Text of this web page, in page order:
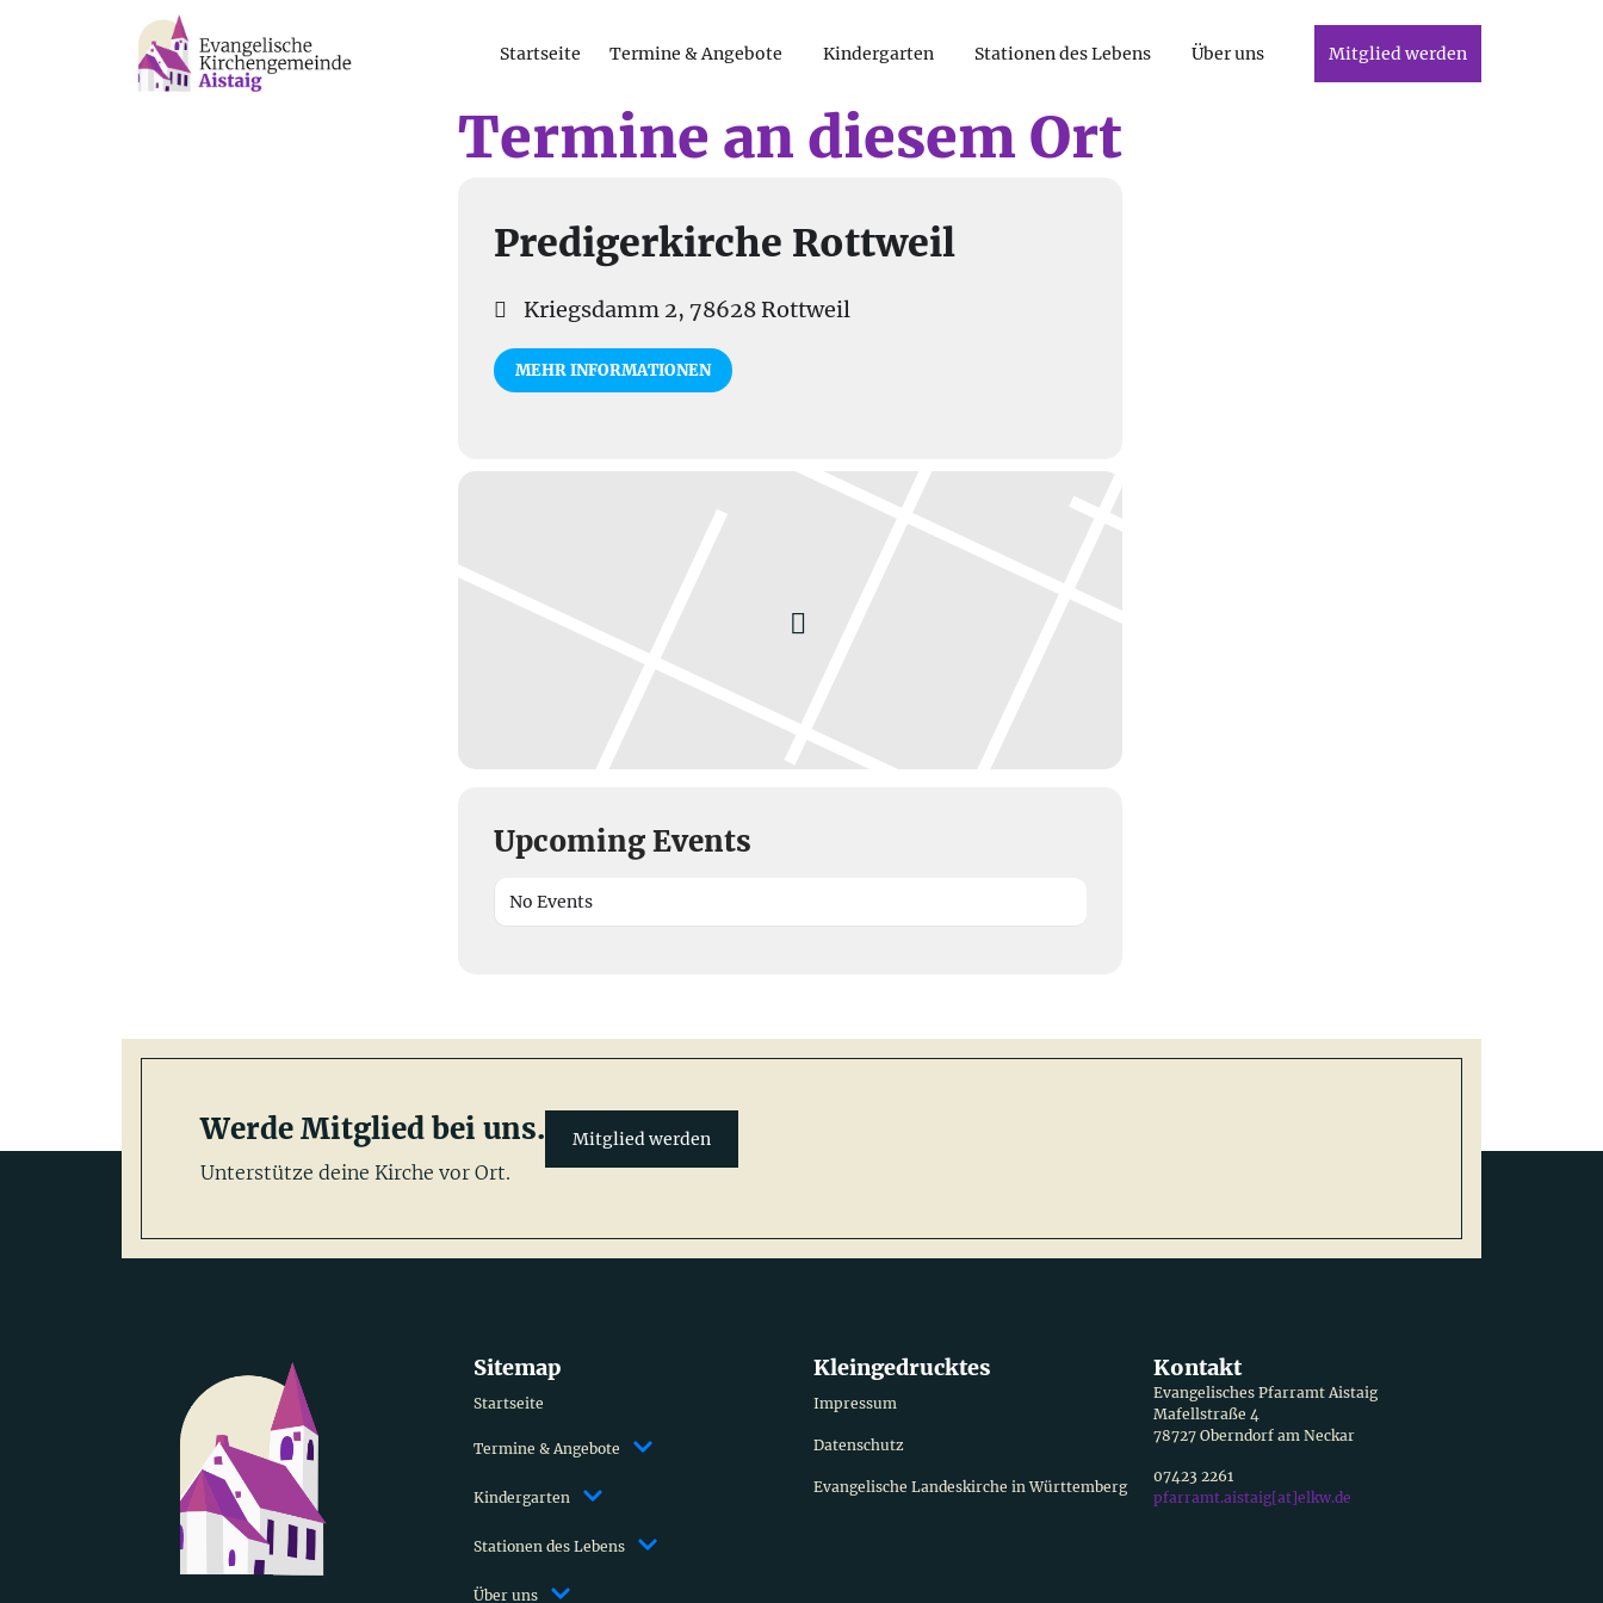
Startseite Termine & Angebote Kindergarten Stationen des Lebens Über uns Mitglied werden
Termine an diesem Ort
Predigerkirche Rottweil
Kriegsdamm 2, 78628 Rottweil
MEHR INFORMATIONEN
Upcoming Events
No Events
Werde Mitglied bei uns.
Unterstütze deine Kirche vor Ort.
Mitglied werden
Sitemap
Startseite
Termine & Angebote
Kindergarten
Stationen des Lebens
Über uns
Kleingedrucktes
Impressum
Datenschutz
Evangelische Landeskirche in Württemberg
Kontakt
Evangelisches Pfarramt Aistaig
Mafellstraße 4
78727 Oberndorf am Neckar
07423 2261
pfarramt.aistaig[at]elkw.de